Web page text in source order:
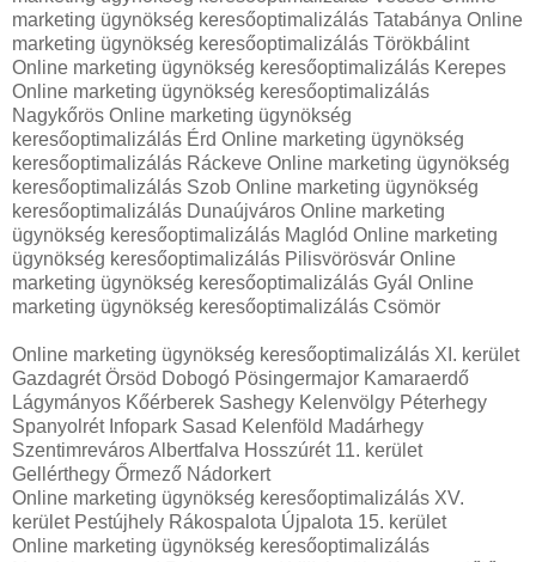
marketing ügynökség keresőoptimalizálás Tatabánya Online
marketing ügynökség keresőoptimalizálás Törökbálint
Online marketing ügynökség keresőoptimalizálás Kerepes
Online marketing ügynökség keresőoptimalizálás
Nagykőrös Online marketing ügynökség
keresőoptimalizálás Érd Online marketing ügynökség
keresőoptimalizálás Ráckeve Online marketing ügynökség
keresőoptimalizálás Szob Online marketing ügynökség
keresőoptimalizálás Dunaújváros Online marketing
ügynökség keresőoptimalizálás Maglód Online marketing
ügynökség keresőoptimalizálás Pilisvörösvár Online
marketing ügynökség keresőoptimalizálás Gyál Online
marketing ügynökség keresőoptimalizálás Csömör
Online marketing ügynökség keresőoptimalizálás XI. kerület
Gazdagrét Örsöd Dobogó Pösingermajor Kamaraerdő
Lágymányos Kőérberek Sashegy Kelenvölgy Péterhegy
Spanyolrét Infopark Sasad Kelenföld Madárhegy
Szentimreváros Albertfalva Hosszúrét 11. kerület
Gellérthegy Őrmező Nádorkert
Online marketing ügynökség keresőoptimalizálás XV.
kerület Pestújhely Rákospalota Újpalota 15. kerület
Online marketing ügynökség keresőoptimalizálás